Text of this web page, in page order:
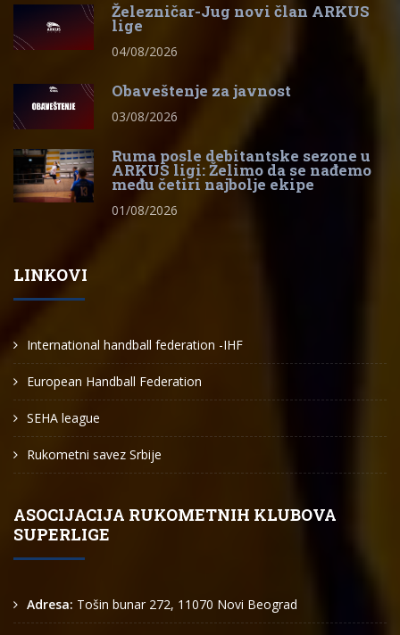
Železničar-Jug novi član ARKUS
lige
04/08/2026
Obaveštenje za javnost
03/08/2026
Ruma posle debitantske sezone u
ARKUS ligi: Želimo da se nađemo
među četiri najbolje ekipe
01/08/2026
LINKOVI
International handball federation -IHF
European Handball Federation
SEHA league
Rukometni savez Srbije
ASOCIJACIJA RUKOMETNIH KLUBOVA
SUPERLIGE
Adresa: Tošin bunar 272, 11070 Novi Beograd